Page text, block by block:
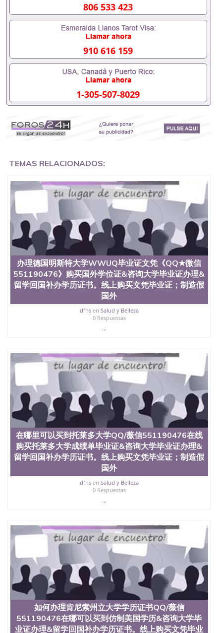
理，毕业证成绩单，学校，专业，学位，毕业时间都
可以根据客户要求安排。 国内找工作假的毕业证可以
用吗551190476假的毕业证成绩单可以办学历认证吗
551190476要定居国外需要办理什么材料551190476
入职事业单位/国企假的毕业证会查吗551190476入职
国企/事业单位需要些什么材料551190476办理假毕业
证在国内能用吗, 挂科拿不到毕业证怎么办, 毕业证丢
了怎么办, 没有正常毕业怎么办理毕业证,没毕业可以
办学历认证吗,您是否因为中途辍学、挂科而没有正常
毕业551190476您是否因为递交材料不齐而被拒之门
外551190476您是否因没正常毕业而导致回国得不到
怎么办551190476找工作没有文凭怎么办,怎么办理本
科/研究生文凭551190476如何办理本科/硕士毕业证
551190476国外大学文凭可以打工作吗551190476怎
证551190476哪里可以办理澳洲毕业证551190476留
学生在哪里可以买假毕业证551190476哪里可以办理
加拿大毕业证551190476申请学校办理假的毕业证成
绩单可以吗551190476哪里可以办理水印成绩单
551190476哪里可以修改成绩单GPA分数551190476
假毕业证能查出来吗551190476假文凭网上能查到吗
551190476 如何拿到国外毕业证QQ微信551190476办
假大学毕业证QQ微信551190476国外毕业证去哪认证
QQ微信551190476找毕业证封皮QQ微信551190476国
外毕业证外壳定制QQ微信551190476快速代办国外毕
业证QQ微信551190476快速拿到国外文凭QQ微信
551190476国外留学文凭认证QQ微信551190476国外
文凭回国认证QQ微信551190476泰国文凭办理QQ微
信551190476法国留学回国证明QQ微信551190476 国
外烫金照片QQ微信551190476外国文凭在中国有用吗
QQ微信551190476德国留学回国证明QQ微信
551190476爱尔兰留学回国证明QQ微信551190476国
551190476国外本科毕业证怎么办理QQ微信
551190476国外大学文凭真制作QQ微信551190476办
国外文凭可找工作QQ微信551190476国外大学有毕业
证QQ微信551190476办理国外毕业证价格QQ微信
551190476国外编号查询QQ微信551190476办理国外
文凭要交定金吗QQ微信551190476办国外可查文凭
QQ微信551190476网上购买真文凭可信吗QQ微信
551190476学士学位证书查询机构QQ微信551190476
国外资格证书办理QQ微信551190476如何办理学历认
证QQ微信551190476海外文凭认证办理QQ微信
551190476 圣何塞州立大学（San Jose State
University, 又译为“圣荷西州立大学”）成立于1857
年，简称SJSU，是加州历史悠久的大学之一，也是美
西地区的公立大学之一。位于圣何塞市San Jose中
心，占地154公顷。它是一所位于加利福尼亚州的著
名综合性公立大学，它以极高的就业率，全美名列前
合性大学，每年有来自世界各地的成百上千的海外学
生前往求学。 至今，这是一所在世界上享有学术地
位、声誉、实习机会和影响力的高等教育机构，并获
誉为美国本科教育质量的核心代表。其计算机系与会
计系更是在当今美国大学教学排名中表现优异。其毕
业生大多可以在其所处地域的世界硅谷中心得到工作
机会。许多硅谷公司甚至在学生大三和大四的学期提
供许多相应科系的实习机会。无论是加州大学系统
(UC)，还是加州州立大学系统(CSU), 圣何塞州立大学
都占据着加州所有大学中的地理位置。 圣何塞州立大
学座落于硅谷(Silicon Valley), 于附近的旧金山-圣何塞
806 533 423
910 616 159
1-305-507-8029
TEMAS RELACIONADOS:
办理德国明斯特大学WWUQ毕业证文凭《QQ★微信
551190476》购买国外学位证&咨询大学毕业证办理&
留学回国补办学历证书。线上购买文凭毕业证；制造假
国外
dfnsen Salud y Belleza
0 Respuestas
...
在哪里可以买到托莱多大学QQ/薇信551190476在线
购买托莱多大学成绩单毕业证&咨询大学毕业证办理&
留学回国补办学历证书。线上购买文凭毕业证；制造假
国外
dfnsen Salud y Belleza
0 Respuestas
...
如何办理肯尼索州立大学学历证书QQ/薇信
551190476在哪可以买到仿制美国学历&咨询大学毕
业证办理&留学回国补办学历证书。线上购买文凭毕业